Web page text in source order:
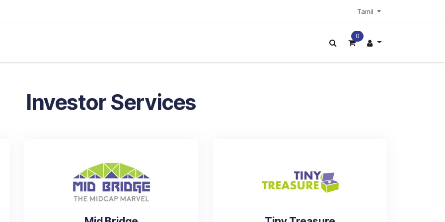
Tamil
0
Investor Services